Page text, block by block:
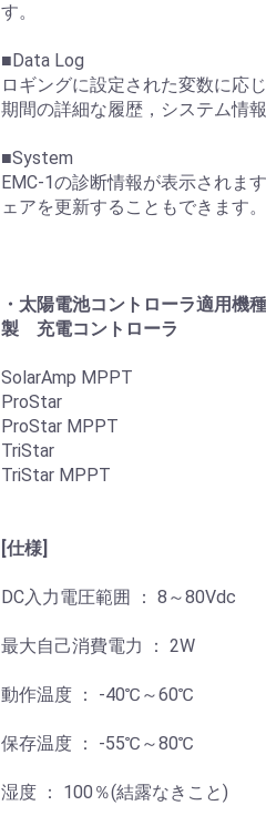
す。
■Data Log
ロギングに設定された変数に応
期間の詳細な履歴，システム情
■System
EMC-1の診断情報が表示されま
ェアを更新することもできます。
・太陽電池コントローラ適用機
製 充電コントローラ
SolarAmp MPPT
ProStar
ProStar MPPT
TriStar
TriStar MPPT
[仕様]
DC入力電圧範囲 ： 8～80Vdc
最大自己消費電力 ： 2W
動作温度 ： -40℃～60℃
保存温度 ： -55℃～80℃
湿度 ： 100％(結露なきこと)